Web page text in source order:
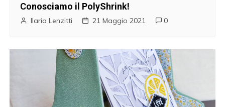
Conosciamo il PolyShrink!
Ilaria Lenzitti 21 Maggio 2021 0